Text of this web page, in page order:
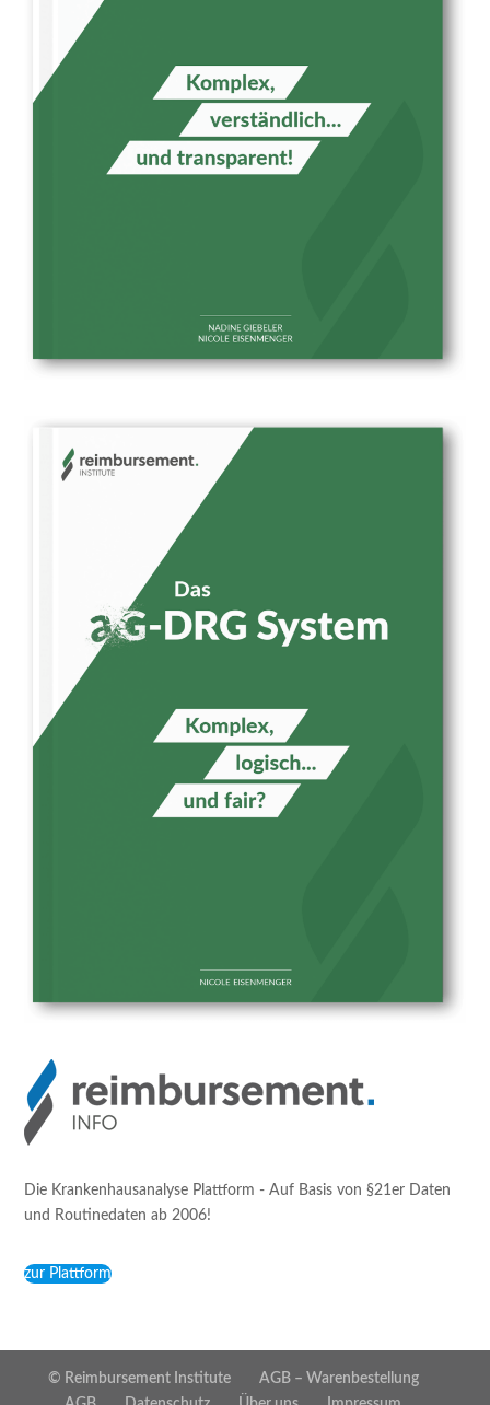
Die Krankenhausanalyse Plattform - Auf Basis von §21er Daten
und Routinedaten ab 2006!
zur Plattform
© Reimbursement Institute
AGB – Warenbestellung